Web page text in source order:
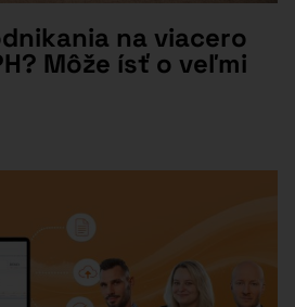
na viacero
Môže ísť o veľmi